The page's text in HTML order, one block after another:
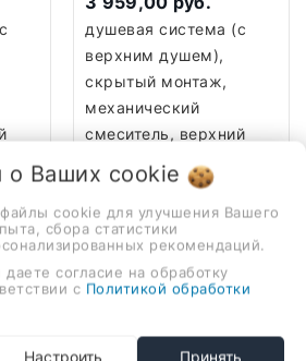
душевая система (с
верхним душем),
скрытый монтаж,
механический
смеситель, верхний
душ 32 мм
В корзину
о Ваших cookie
cookie для улучшения Вашего
сбора статистики
рекомендаций.
согласие на обработку
с Политикой обработки
Настроить Принять